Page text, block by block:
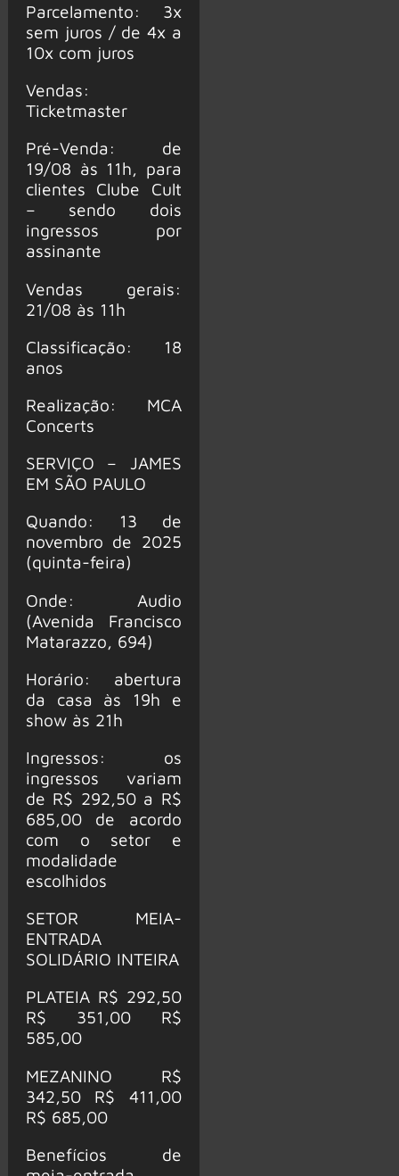
Parcelamento: 3x
sem juros / de 4x a
10x com juros
Vendas:
Ticketmaster
Pré-Venda: de
19/08 às 11h, para
clientes Clube Cult
– sendo dois
ingressos por
assinante
Vendas gerais:
21/08 às 11h
Classificação: 18
anos
Realização: MCA
Concerts
SERVIÇO – JAMES
EM SÃO PAULO
Quando: 13 de
novembro de 2025
(quinta-feira)
Onde: Audio
(Avenida Francisco
Matarazzo, 694)
Horário: abertura
da casa às 19h e
show às 21h
Ingressos: os
ingressos variam
de R$ 292,50 a R$
685,00 de acordo
com o setor e
modalidade
escolhidos
SETOR MEIA-
ENTRADA
SOLIDÁRIO INTEIRA
PLATEIA R$ 292,50
R$ 351,00 R$
585,00
MEZANINO R$
342,50 R$ 411,00
R$ 685,00
Benefícios de